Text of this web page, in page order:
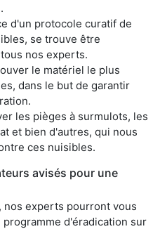
d'un protocole curatif de
se trouve être
nos experts.
le matériel le plus
dans le but de garantir
les pièges à surmulots, les
et bien d'autres, qui nous
ces nuisibles.
avisés pour une
nos experts pourront vous
d'éradication sur